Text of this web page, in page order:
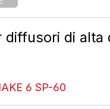
diffusori di alta
6 SP-60